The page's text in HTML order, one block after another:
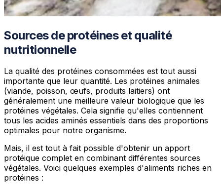
Sources de protéines et qualité
nutritionnelle
La qualité des protéines consommées est tout aussi
importante que leur quantité. Les protéines animales
(viande, poisson, œufs, produits laitiers) ont
généralement une meilleure valeur biologique que les
protéines végétales. Cela signifie qu'elles contiennent
tous les acides aminés essentiels dans des proportions
optimales pour notre organisme.
Mais, il est tout à fait possible d'obtenir un apport
protéique complet en combinant différentes sources
végétales. Voici quelques exemples d'aliments riches en
protéines :